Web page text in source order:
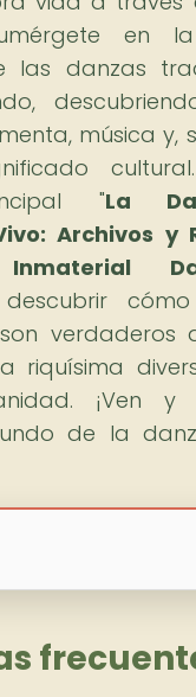
en
las danzas
música y,
"La
Archivos y
verdaderos
riquísima
¡Ven y
de la